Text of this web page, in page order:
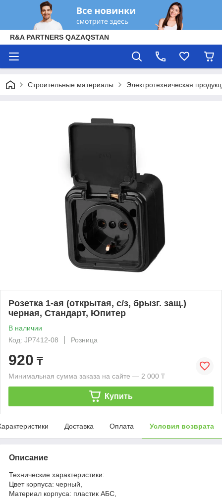
R&A PARTNERS QAZAQSTAN
Строительные материалы Электротехническая
Розетка 1-ая (открытая, с/з, брызг. защ.)
черная, Стандарт, Юпитер
В наличии
Код: JP7412-08
Розница
920 ₸
Минимальная сумма заказа на сайте — 2 000 ₸
Купить
Доставка Оплата Условия возврата
Описание
Технические характеристики:
Цвет корпуса: черный,
Материал корпуса: пластик АБС,